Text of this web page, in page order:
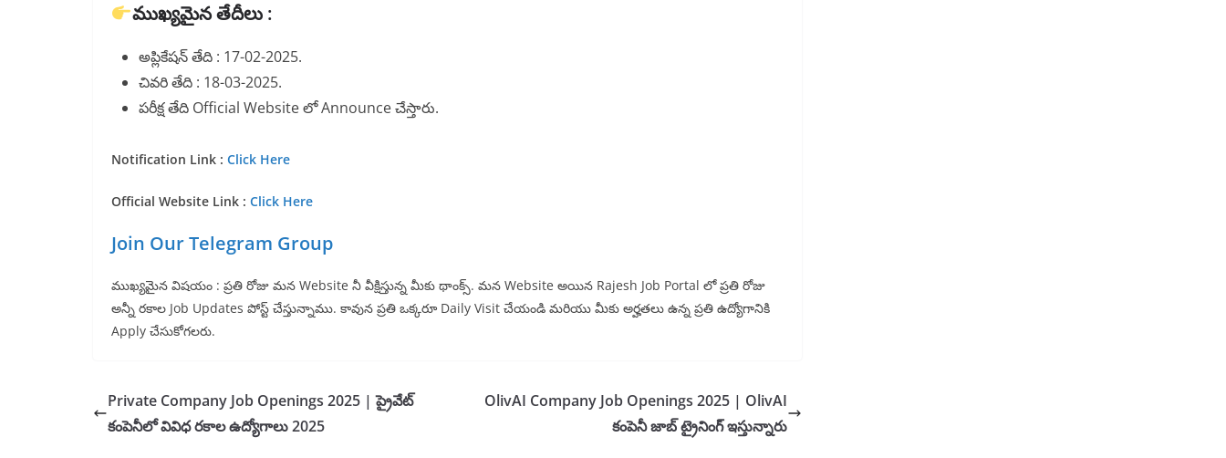
ముఖ్యమైన తేదీలు :
అప్లికేషన్ తేది : 17-02-2025.
చివరి తేది : 18-03-2025.
పరీక్ష తేది Official Website లో Announce చేస్తారు.
Notification Link : Click Here
Official Website Link : Click Here
Join Our Telegram Group
ముఖ్యమైన విషయం : ప్రతి రోజు మన Website నీ వీక్షిస్తున్న మీకు థాంక్స్. మన Website అయిన Rajesh Job Portal లో ప్రతి రోజు
అన్నీ రకాల Job Updates పోస్ట్ చేస్తున్నాము. కావున ప్రతి ఒక్కరూ Daily Visit చేయండి మరియు మీకు అర్హతలు ఉన్న ప్రతి ఉద్యోగానికి
Apply చేసుకోగలరు.
Private Company Job Openings 2025 | ప్రైవేట్
కంపెనీలో వివిధ రకాల ఉద్యోగాలు 2025
OlivAI Company Job Openings 2025 | OlivAI
కంపెనీ జాబ్ ట్రైనింగ్ ఇస్తున్నారు